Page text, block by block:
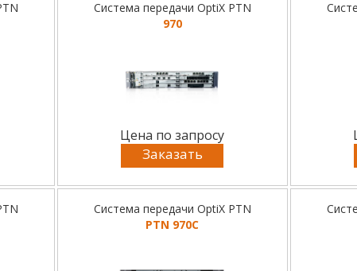
Система передачи OptiX PTN
970
Цена по запросу
Заказать
Система передачи OptiX PTN
PTN 970C